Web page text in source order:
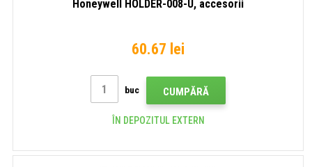
Honeywell HOLDER-008-U, accesorii
60.67 lei
buc CUMPĂRĂ
ÎN DEPOZITUL EXTERN